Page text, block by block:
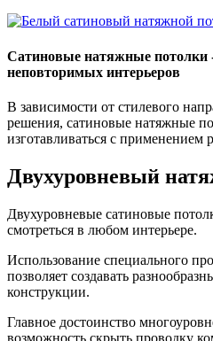
Сатиновые натяжные потолки
неповторимых интерьеров
В зависимости от стилевого
решения, сатиновые натяжные
изготавливаться с применением
Двухуровневый
Двухуровневые сатиновые
смотреться в любом интерьере.
Использование специального
позволяет создавать
конструкции.
Главное достоинство
возможность скрыть проводку